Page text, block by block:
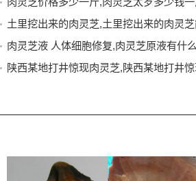
土里挖出来的肉灵芝,土里挖出来的肉灵
肉灵芝液 人体细胞修复,肉灵芝原液有什
陕西某地打井惊现肉灵芝,陕西某地打井